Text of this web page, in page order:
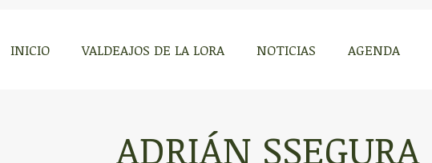
INICIO VALDEAJOS DE LA LORA NOTICIAS AGENDA
ADRIÁN SSEGURA